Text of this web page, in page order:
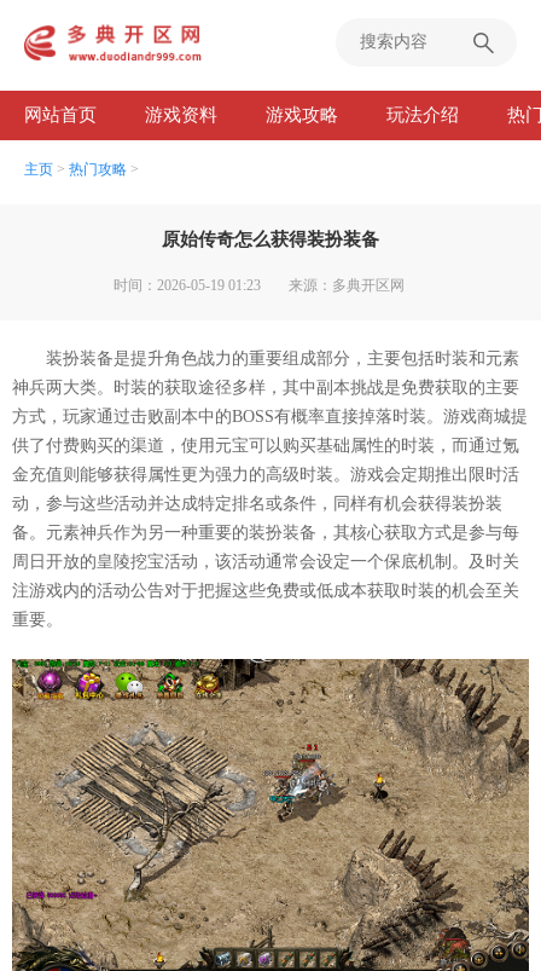
网站首页 游戏资料 游戏攻略 玩法介绍 热
主页 > 热门攻略 >
原始传奇怎么获得装扮装备
时间：2026-05-19 01:23 来源：多典开区网
装扮装备是提升角色战力的重要组成部分，主要包括时装和元素
神兵两大类。时装的获取途径多样，其中副本挑战是免费获取的主要
方式，玩家通过击败副本中的BOSS有概率直接掉落时装。游戏商城提
供了付费购买的渠道，使用元宝可以购买基础属性的时装，而通过氪
金充值则能够获得属性更为强力的高级时装。游戏会定期推出限时活
动，参与这些活动并达成特定排名或条件，同样有机会获得装扮装
备。元素神兵作为另一种重要的装扮装备，其核心获取方式是参与每
周日开放的皇陵挖宝活动，该活动通常会设定一个保底机制。及时关
注游戏内的活动公告对于把握这些免费或低成本获取时装的机会至关
重要。